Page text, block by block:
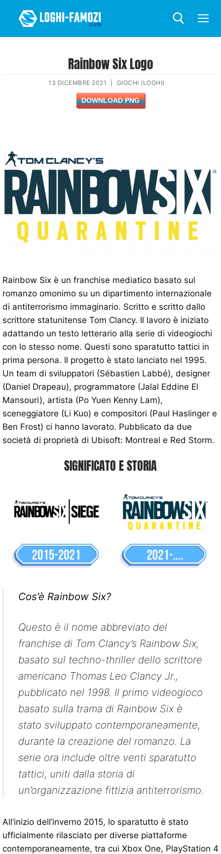
Rainbow Six Logo
13 DICEMBRE 2021 GIOCHI (LOGHI)
DOWNLOAD PNG
Rainbow Six è un franchise mediatico basato sul
romanzo omonimo su un dipartimento internazionale
di antiterrorismo immaginario. Scritto e scritto dallo
scrittore statunitense Tom Clancy. Il lavoro è iniziato
adattando un testo letterario alla serie di videogiochi
con lo stesso nome. Questi sono sparatutto tattici in
prima persona. Il progetto è stato lanciato nel 1995.
Un team di sviluppatori (Sébastien Labbé), designer
(Daniel Drapeau), programmatore (Jalal Eddine El
Mansouri), artista (Po Yuen Kenny Lam),
sceneggiatore (Li Kuo) e compositori (Paul Haslinger e
Ben Frost) ci hanno lavorato. Pubblicato da due
società di proprietà di Ubisoft: Montreal e Red Storm.
SIGNIFICATO E STORIA
Cos’è Rainbow Six?
Questo è il nome abbreviato del
franchise di Tom Clancy’s Rainbow Six,
basato sul techno-thriller dello scrittore
americano Thomas Leo Clancy Jr.,
pubblicato nel 1998. Il primo videogioco
basato sulla trama di Rainbow Six è
stato sviluppato contemporaneamente,
durante la creazione del romanzo. La
serie ora include oltre venti sparatutto
tattici, uniti dalla storia di
un’organizzazione fittizia antiterrorismo.
All’inizio dell’inverno 2015, lo sparatutto è stato
ufficialmente rilasciato per diverse piattaforme
contemporaneamente, tra cui Xbox One, PlayStation 4